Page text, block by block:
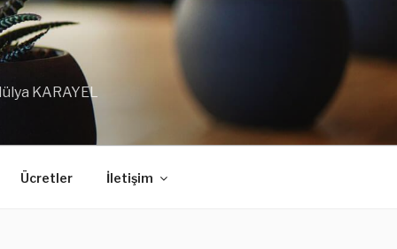
KARAYEL
Ücretler İletişim